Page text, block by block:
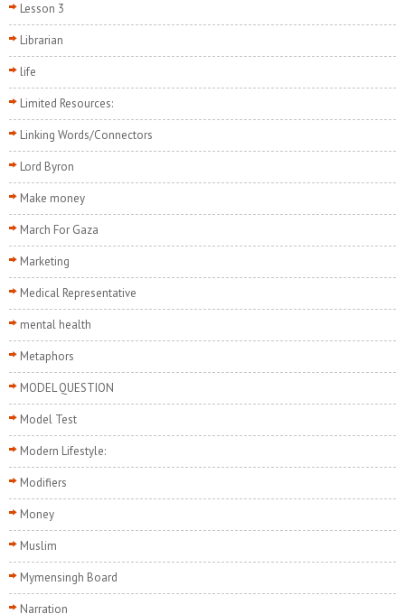
Lesson 3
Librarian
life
Limited Resources:
Linking Words/Connectors
Lord Byron
Make money
March For Gaza
Marketing
Medical Representative
mental health
Metaphors
MODEL QUESTION
Model Test
Modern Lifestyle:
Modifiers
Money
Muslim
Mymensingh Board
Narration